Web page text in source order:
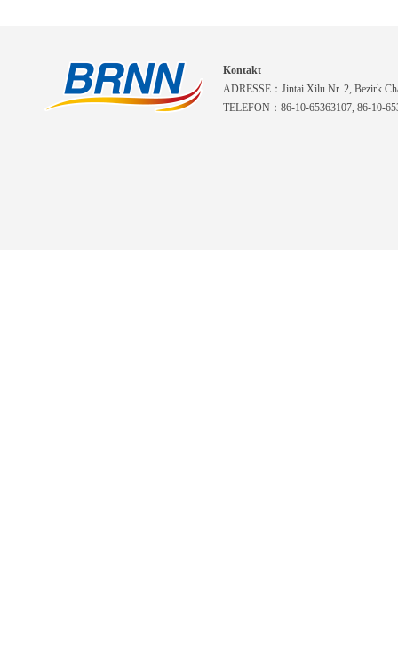
Kontakt
ADRESSE：Jintai Xilu Nr. 2, Bezirk
TELEFON：86-10-65363107, 86-10-